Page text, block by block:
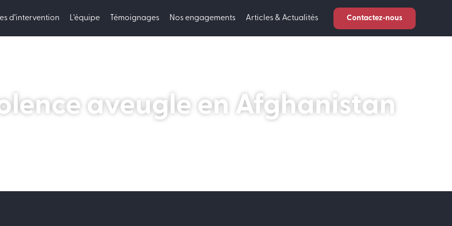
d’intervention L’équipe Témoignages Nos engagements Articles & Actualités Contactez-nous
aveugle en Afghanistan